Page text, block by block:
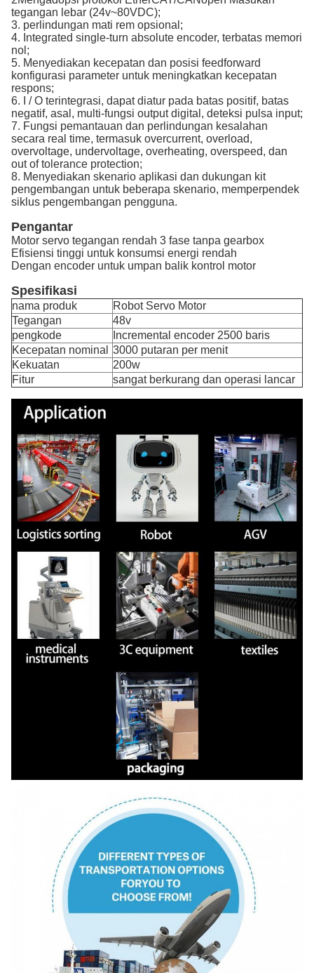
tegangan lebar (24v~80VDC);
3. perlindungan mati rem opsional;
4. Integrated single-turn absolute encoder, terbatas memori
nol;
5. Menyediakan kecepatan dan posisi feedforward
konfigurasi parameter untuk meningkatkan kecepatan
respons;
6. I / O terintegrasi, dapat diatur pada batas positif, batas
negatif, asal, multi-fungsi output digital, deteksi pulsa input;
7. Fungsi pemantauan dan perlindungan kesalahan
secara real time, termasuk overcurrent, overload,
overvoltage, undervoltage, overheating, overspeed, dan
out of tolerance protection;
8. Menyediakan skenario aplikasi dan dukungan kit
pengembangan untuk beberapa skenario, memperpendek
siklus pengembangan pengguna.
Pengantar
Motor servo tegangan rendah 3 fase tanpa gearbox
Efisiensi tinggi untuk konsumsi energi rendah
Dengan encoder untuk umpan balik kontrol motor
Spesifikasi
nama produk
Robot Servo Motor
Tegangan
48v
pengkode
Incremental encoder 2500 baris
Kecepatan nominal
3000 putaran per menit
Kekuatan
200w
Fitur
sangat berkurang dan operasi lancar